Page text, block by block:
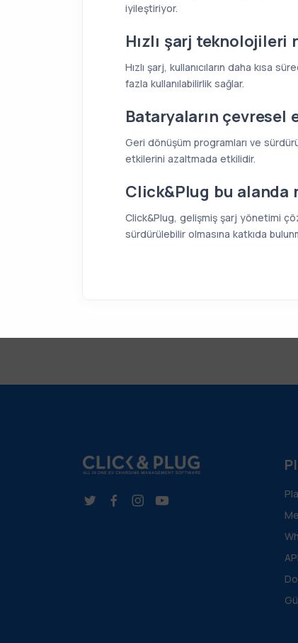
iyileştiriyor.
Hızlı şarj teknolojileri
Hızlı şarj, kullanıcıların daha kısa
fazla kullanılabilirlik sağlar.
Bataryaların çevresel
Geri dönüşüm programları ve
etkilerini azaltmada etkilidir.
Click&Plug bu alanda
Click&Plug, gelişmiş şarj yönetimi
sürdürülebilir olmasına katkıda